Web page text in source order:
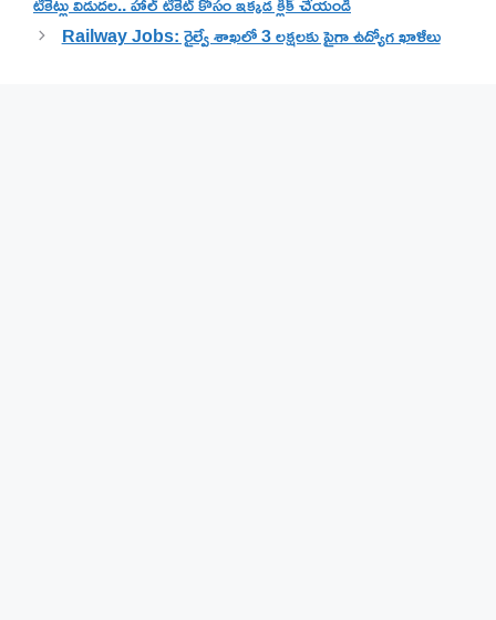
Railway Jobs: రైల్వే శాఖలో 3 లక్షలకు పైగా ఉద్యోగ ఖాళీలు